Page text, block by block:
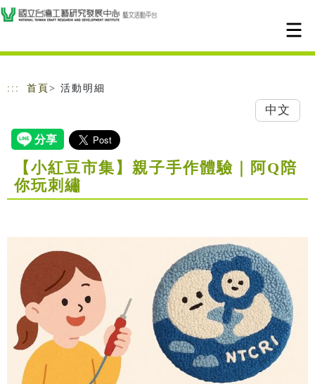
跳到主要內容
網站導覽
::: 首頁 > 活動明細
中文
【小紅豆市集】親子手作體驗｜阿Q陪
你玩刺繡